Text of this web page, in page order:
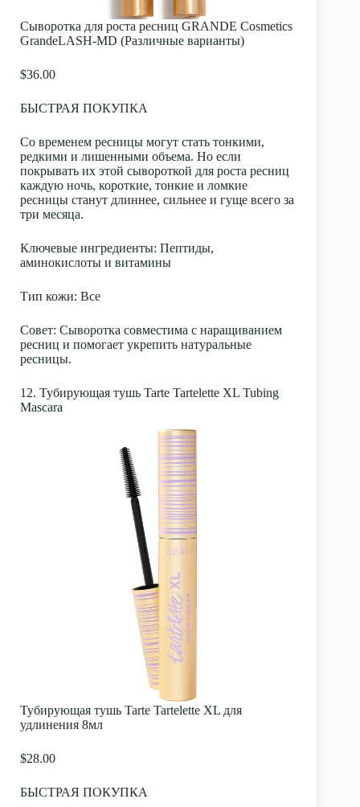
Сыворотка для роста ресниц GRANDE Cosmetics
GrandeLASH-MD (Различные варианты)
$36.00
БЫСТРАЯ ПОКУПКА
Со временем ресницы могут стать тонкими,
редкими и лишенными объема. Но если
покрывать их этой сывороткой для роста ресниц
каждую ночь, короткие, тонкие и ломкие
ресницы станут длиннее, сильнее и гуще всего за
три месяца.
Ключевые ингредиенты: Пептиды,
аминокислоты и витамины
Тип кожи: Все
Совет: Сыворотка совместима с наращиванием
ресниц и помогает укрепить натуральные
ресницы.
12. Тубирующая тушь Tarte Tartelette XL Tubing
Mascara
Тубирующая тушь Tarte Tartelette XL для
удлинения 8мл
$28.00
БЫСТРАЯ ПОКУПКА